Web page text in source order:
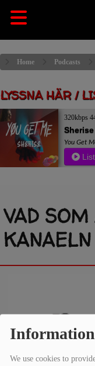
We use cookies to
Home Podcasts
LYSSNA HÄR /
320kbps
Sherise
You Get
VAD